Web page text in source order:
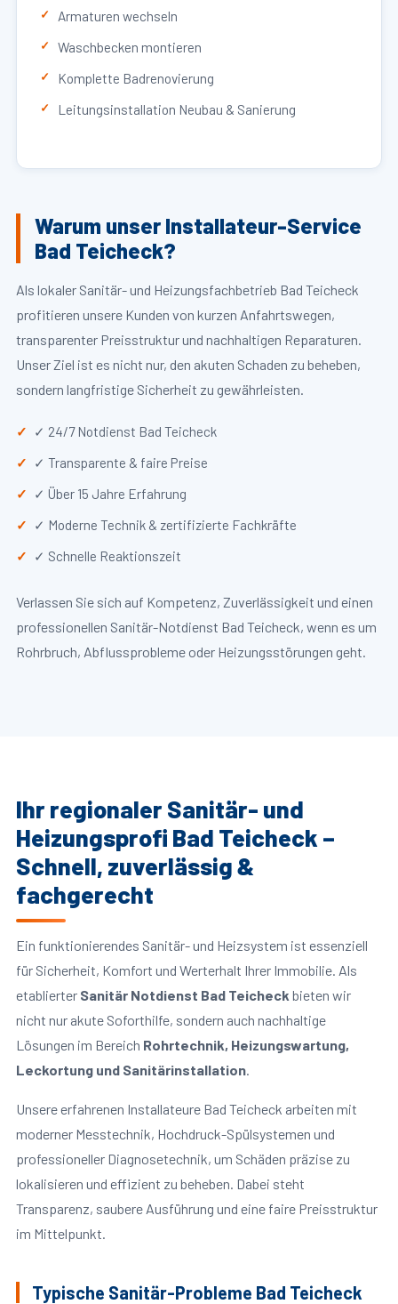
Armaturen wechseln
Waschbecken montieren
Komplette Badrenovierung
Leitungsinstallation Neubau & Sanierung
Warum unser Installateur-Service
Bad Teicheck?
Als lokaler Sanitär- und Heizungsfachbetrieb Bad Teicheck
profitieren unsere Kunden von kurzen Anfahrtswegen,
transparenter Preisstruktur und nachhaltigen Reparaturen.
Unser Ziel ist es nicht nur, den akuten Schaden zu beheben,
sondern langfristige Sicherheit zu gewährleisten.
✓ 24/7 Notdienst Bad Teicheck
✓ Transparente & faire Preise
✓ Über 15 Jahre Erfahrung
✓ Moderne Technik & zertifizierte Fachkräfte
✓ Schnelle Reaktionszeit
Verlassen Sie sich auf Kompetenz, Zuverlässigkeit und einen
professionellen Sanitär-Notdienst Bad Teicheck, wenn es um
Rohrbruch, Abflussprobleme oder Heizungsstörungen geht.
Ihr regionaler Sanitär- und
Heizungsprofi Bad Teicheck –
Schnell, zuverlässig &
fachgerecht
Ein funktionierendes Sanitär- und Heizsystem ist essenziell
für Sicherheit, Komfort und Werterhalt Ihrer Immobilie. Als
etablierter Sanitär Notdienst Bad Teicheck bieten wir
nicht nur akute Soforthilfe, sondern auch nachhaltige
Lösungen im Bereich Rohrtechnik, Heizungswartung,
Leckortung und Sanitärinstallation.
Unsere erfahrenen Installateure Bad Teicheck arbeiten mit
moderner Messtechnik, Hochdruck-Spülsystemen und
professioneller Diagnosetechnik, um Schäden präzise zu
lokalisieren und effizient zu beheben. Dabei steht
Transparenz, saubere Ausführung und eine faire Preisstruktur
im Mittelpunkt.
Typische Sanitär-Probleme Bad Teicheck